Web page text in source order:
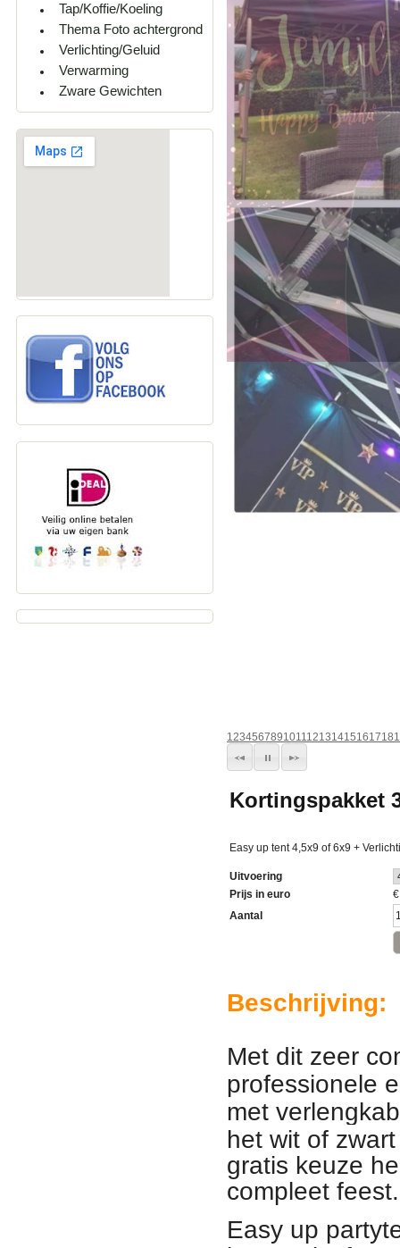
Tap/Koffie/Koeling
Thema Foto achtergrond
Verlichting/Geluid
Verwarming
Zware Gewichten
123456789101112131415161718
Kortingspakket
Easy up tent 4,5x9 of 6x9 +
Uitvoering
Prijs in euro
Aantal
Beschrijving:
Met dit zeer
professionele
met
het wit of
gratis keuze
compleet feest.
Easy up